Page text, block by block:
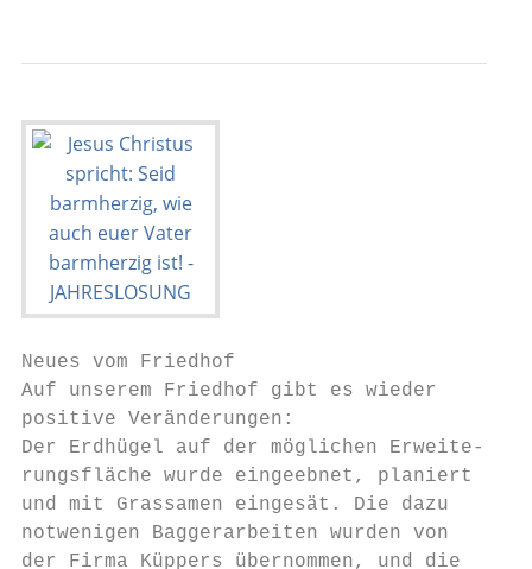
Neues vom Friedhof
Auf unserem Friedhof gibt es wieder
positive Veränderungen:
Der Erdhügel auf der möglichen
rungsfläche wurde eingeebnet, planiert
und mit Grassamen eingesät. Die dazu
notwenigen Baggerarbeiten wurden von
der Firma Küppers übernommen, und die